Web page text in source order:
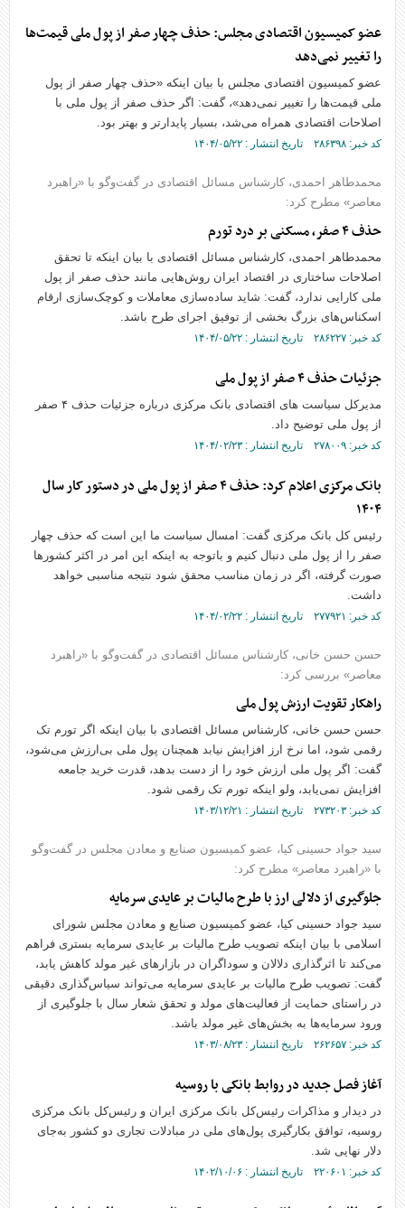
عضو کمیسیون اقتصادی مجلس: حذف چهار صفر از پول ملی قیمت‌ها
را تغییر نمی‌دهد
عضو کمیسیون اقتصادی مجلس با بیان اینکه «حذف چهار صفر از پول
ملی قیمت‌ها را تغییر نمی‌دهد»‌، ‌گفت: اگر حذف صفر از پول ملی با
اصلاحات اقتصادی همراه می‌شد، بسیار پایدارتر و بهتر بود.
کد خبر: ۲۸۶۳۹۸ تاریخ انتشار : ۱۴۰۴/۰۵/۲۲
محمدطاهر احمدی، کارشناس مسائل اقتصادی در گفت‌وگو با «راهبرد
معاصر» مطرح کرد:
حذف ۴ صفر، مسکنی بر درد تورم
محمدطاهر احمدی، کارشناس مسائل اقتصادی با بیان اینکه تا تحقق
اصلاحات ساختاری در اقتصاد ایران روش‌هایی مانند حذف صفر از پول
ملی کارایی ندارد، گفت: شاید ساده‌سازی معاملات و کوچک‌سازی ارقام
اسکناس‌های بزرگ بخشی از توفیق اجرای طرح باشد.
کد خبر: ۲۸۶۲۲۷ تاریخ انتشار : ۱۴۰۴/۰۵/۲۲
جزئیات حذف ۴ صفر از پول ملی
مدیرکل سیاست های اقتصادی بانک مرکزی درباره جزئیات حذف ۴ صفر
از پول ملی توضیح داد.
کد خبر: ۲۷۸۰۰۹ تاریخ انتشار : ۱۴۰۴/۰۲/۲۳
بانک مرکزی اعلام کرد: حذف ۴ صفر از پول ملی در دستور کار سال
۱۴۰۴
رئیس کل بانک مرکزی گفت: امسال سیاست ما این است که حذف چهار
صفر را از پول ملی دنبال کنیم و باتوجه به اینکه این امر در اکثر کشورها
صورت گرفته، اگر در زمان مناسب محقق شود نتیجه مناسبی خواهد
داشت.
کد خبر: ۲۷۷۹۲۱ تاریخ انتشار : ۱۴۰۴/۰۲/۲۲
حسن حسن خانی، کارشناس مسائل اقتصادی در گفت‌وگو با «راهبرد
معاصر» بررسی کرد:
راهکار تقویت ارزش پول ملی
حسن حسن خانی، کارشناس مسائل اقتصادی با بیان اینکه اگر تورم تک
رقمی شود، اما نرخ ارز افزایش نیابد همچنان پول ملی بی‌ارزش می‌شود،
گفت: اگر پول ملی ارزش خود را از دست بدهد، قدرت خرید جامعه
افزایش نمی‌یابد، ولو اینکه تورم تک رقمی شود.
کد خبر: ۲۷۳۲۰۳ تاریخ انتشار : ۱۴۰۳/۱۲/۲۱
سید جواد حسینی کیا، عضو کمیسیون صنایع و معادن مجلس در گفت‌وگو
با «راهبرد معاصر» مطرح کرد:
جلوگیری از دلالی ارز با طرح مالیات بر عایدی سرمایه
سید جواد حسینی کیا، عضو کمیسیون صنایع و معادن مجلس شورای
اسلامی با بیان اینکه تصویب طرح مالیات بر عایدی سرمایه بستری فراهم
می‌کند تا اثرگذاری دلالان و سوداگران در بازارهای غیر مولد کاهش یابد،
گفت: تصویب طرح مالیات بر عایدی سرمایه می‌تواند سیاس‌گذاری دقیقی
در راستای حمایت از فعالیت‌های مولد و تحقق شعار سال با جلوگیری از
ورود سرمایه‌ها به بخش‌های غیر مولد باشد.
کد خبر: ۲۶۲۶۵۷ تاریخ انتشار : ۱۴۰۳/۰۸/۲۳
آغاز فصل جدید در روابط بانکی با روسیه
در دیدار و مذاکرات رئیس‌کل بانک مرکزی ایران و رئیس‌کل بانک مرکزی
روسیه، توافق بکارگیری پول‌های ملی در مبادلات تجاری دو کشور به‌جای
دلار نهایی شد.
کد خبر: ۲۲۰۶۰۱ تاریخ انتشار : ۱۴۰۲/۱۰/۰۶